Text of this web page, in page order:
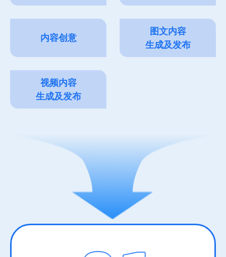
内容创意
图文内容
生成及发布
视频内容
生成及发布